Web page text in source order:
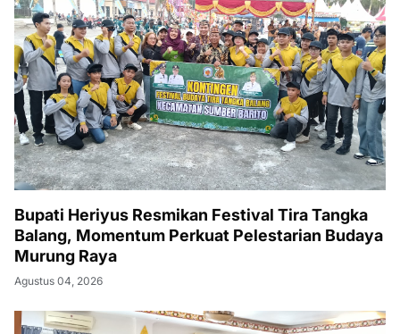
Bupati Heriyus Resmikan Festival Tira Tangka
Balang, Momentum Perkuat Pelestarian Budaya
Murung Raya
Agustus 04, 2026